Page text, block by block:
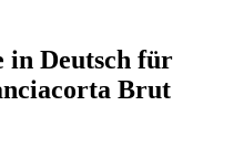
in Deutsch für
Brut